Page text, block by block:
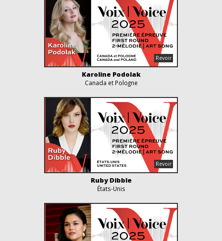
Karoline Podolak
Canada et Pologne
Ruby Dibble
États-Unis